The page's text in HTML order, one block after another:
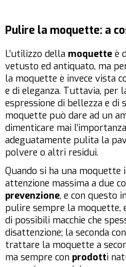
Pulire la moquette: a
L’utilizzo della moquette è
vetusto ed antiquato, ma
la moquette è invece vista
e di eleganza. Tuttavia, per
espressione di bellezza e di
moquette può dare ad un
dimenticare mai
adeguatamente pulita la
polvere o altri residui.
Quando si ha una moquette
attenzione massima a due
prevenzione, e con questo
pulire sempre la moquette,
di possibili macchie che
disattenzione; la seconda
trattare la moquette a
ma sempre con prodotti